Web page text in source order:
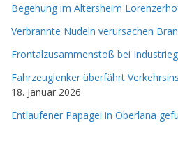
Begehung im Altersheim
Verbrannte Nudeln verursachen
Frontalzusammenstoß bei
Fahrzeuglenker überfährt
18. Januar 2026
Entlaufener Papagei in Oberlana